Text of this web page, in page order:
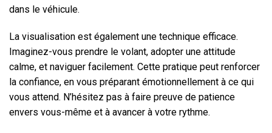
dans le véhicule.
La visualisation est également une technique efficace.
Imaginez-vous prendre le volant, adopter une attitude
calme, et naviguer facilement. Cette pratique peut renforcer
la confiance, en vous préparant émotionnellement à ce qui
vous attend. N’hésitez pas à faire preuve de patience
envers vous-même et à avancer à votre rythme.